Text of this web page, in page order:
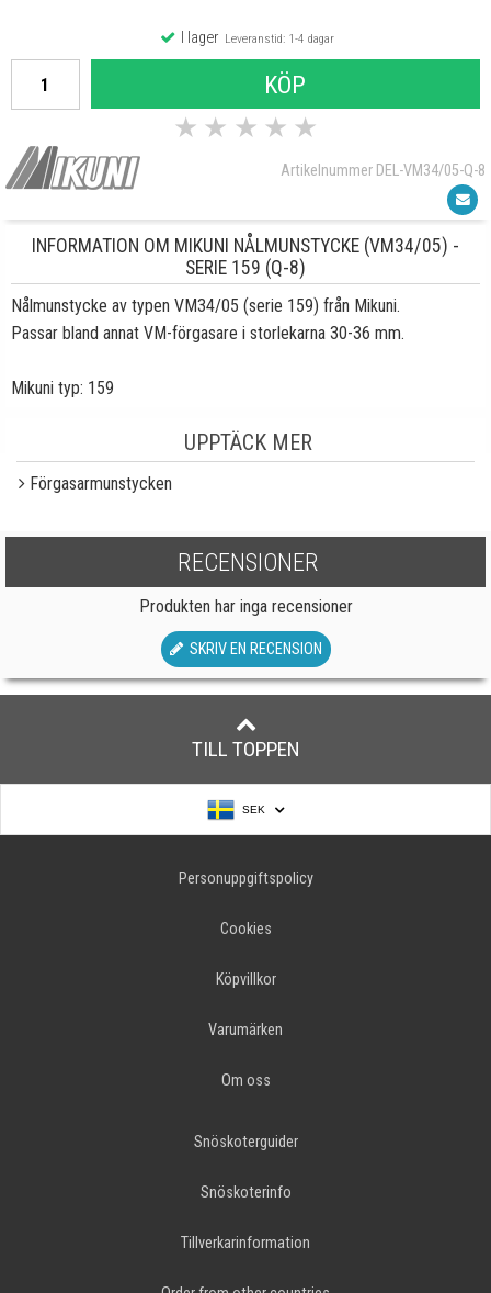
I lagerLeveranstid: 1-4 dagar
KÖP
★ ★ ★ ★ ★
Artikelnummer DEL-VM34/05-Q-8
INFORMATION OM MIKUNI NÅLMUNSTYCKE (VM34/05) -
SERIE 159 (Q-8)
Nålmunstycke av typen VM34/05 (serie 159) från Mikuni.
Passar bland annat VM-förgasare i storlekarna 30-36 mm.
Mikuni typ: 159
UPPTÄCK MER
Förgasarmunstycken
RECENSIONER
Produkten har inga recensioner
SKRIV EN RECENSION
TILL TOPPEN
SEK
Personuppgiftspolicy
Cookies
Köpvillkor
Varumärken
Om oss
Snöskoterguider
Snöskoterinfo
Tillverkarinformation